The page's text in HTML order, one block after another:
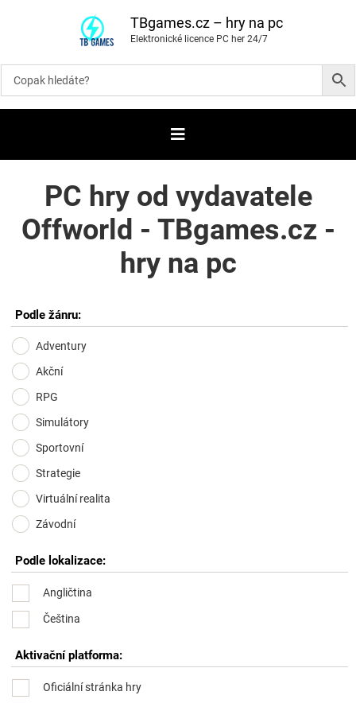
o
i
t
b
TBgames.cz – hry na pc
Elektronické licence PC her 24/7
PC hry od vydavatele
Offworld - TBgames.cz -
hry na pc
Podle žánru:
Adventury
Akční
RPG
Simulátory
Sportovní
Strategie
Virtuální realita
Závodní
Podle lokalizace:
Angličtina
Čeština
Aktivační platforma:
Oficiální stránka hry